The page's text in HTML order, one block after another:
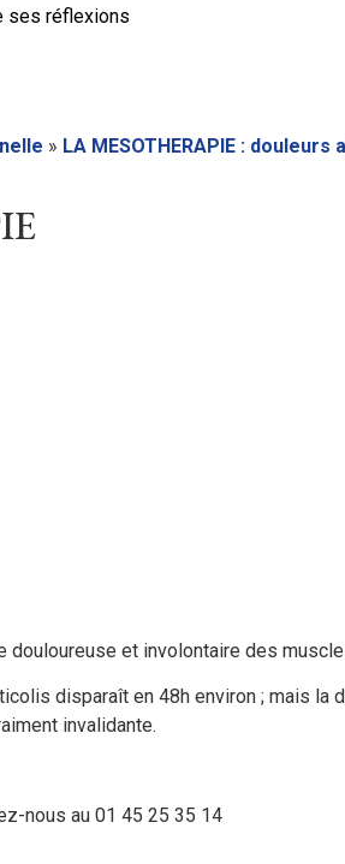
ses réflexions
» LA MESOTHERAPIE :
douloureuse et involontaire des
disparaît en 48h environ ; mais
invalidante.
nous au 01 45 25 35 14